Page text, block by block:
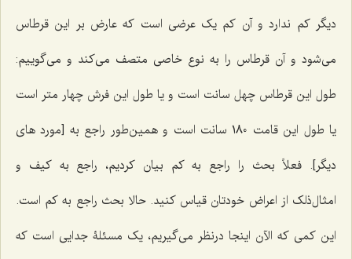
دیگر کم ندارد و آن کم یک عرضی است که عارض بر این قرطاس
می‌شود و آن قرطاس را به نوع خاصی متصف می‌کند و می‌گوییم:
طول این قرطاس چهل سانت است و یا طول این فرش چهار متر است
یا طول این قامت 180 سانت است و همین‌طور راجع به [مورد های
دیگر]. فعلاً بحث را راجع به کم بیان کردیم، راجع به کیف و
امثال‌ذلک از اعراض خودتان قیاس کنید. حالا بحث راجع به کم است.
این کمی که الآن اینجا درنظر می‌گیریم، یک مسئلۀ جدایی است که